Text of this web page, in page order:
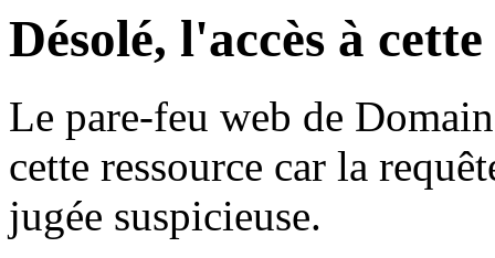
Désolé, l'accès à
Le pare-feu web de
cette ressource car la
jugée suspicieuse.